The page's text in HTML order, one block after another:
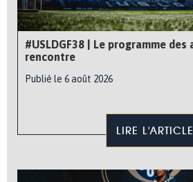
#USLDGF38 | Le programme
rencontre
Publié le 6 août 2026
LIRE L'ARTICLE